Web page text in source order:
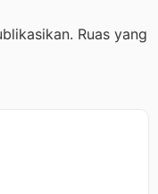
Ruas yang